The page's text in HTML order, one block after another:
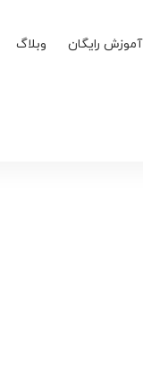
آموزش رایگان وبلاگ